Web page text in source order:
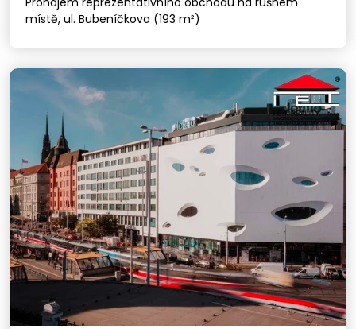
místě, ul. Bubeníčkova (193 m²)